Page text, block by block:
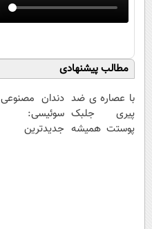
مطالب پیشنهادی
با عصاره ی ضد
پیری جلبک
پوستت همیشه
دندان مصنوعی
سوئیسی:
جدیدترین